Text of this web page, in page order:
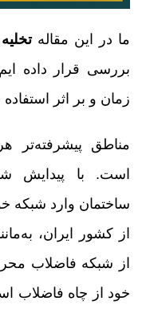
ما در این مقاله
بررسی قرار داده
زمان و بر اثر
مناطق پیشرفته‌تر
است. با پیدایش
ساختمان وارد شبکه
از کشور ایران،
از شبکه فاضلاب
خود از چاه فاضلاب